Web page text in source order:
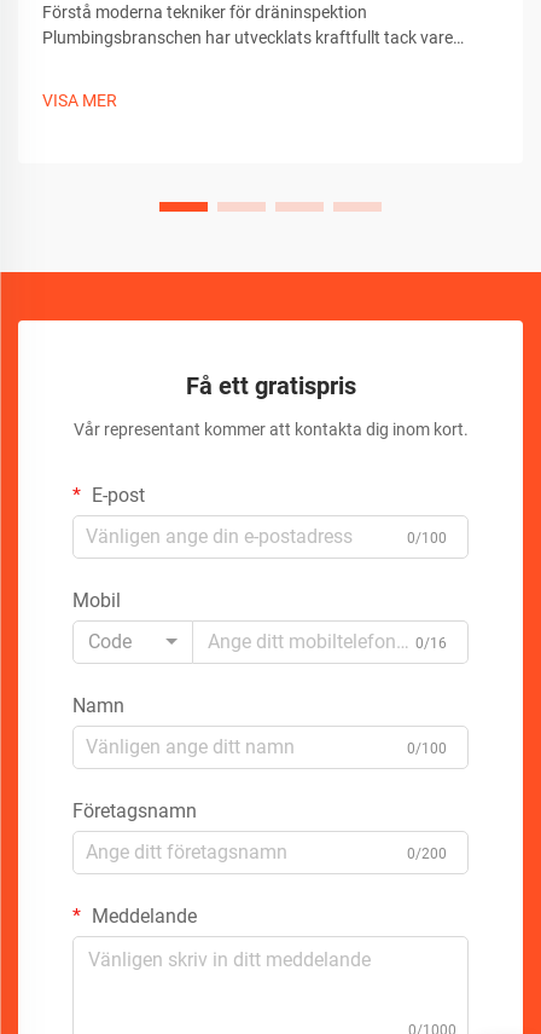
Förstå moderna tekniker för dräninspektion
Plumbingsbranschen har utvecklats kraftfullt tack vare
VISA MER
Få ett gratispris
Vår representant kommer att kontakta dig inom kort.
E-post
0/100
Mobil
Code
0/16
Namn
0/100
Företagsnamn
0/200
Meddelande
0/1000